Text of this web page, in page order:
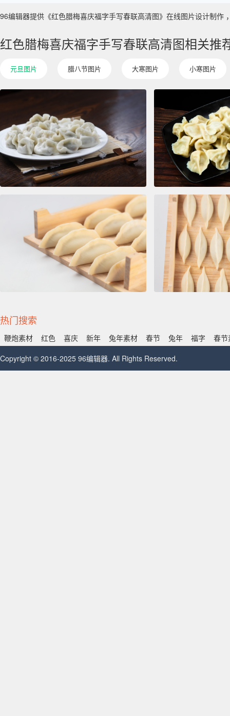
96编辑器提供《红色腊梅喜庆福字手写春联高清图》在线图片设计制
红色腊梅喜庆福字手写春联高清图相关推
元旦图片 腊八节图片 大寒图片 小寒图片
热门搜索
鞭炮素材 红色 喜庆 新年 兔年素材 春节 兔年 福字
春节
Copyright © 2016-2025 96编辑器. All Rights Reserved.